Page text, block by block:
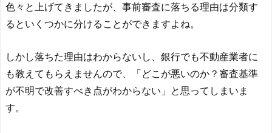
色々と上げてきましたが、事前審査に落ちる理由は分類す
るといくつかに分けることができますよね。
しかし落ちた理由はわからないし、銀行でも不動産業者に
も教えてもらえませんので、「どこが悪いのか？審査基準
が不明で改善すべき点がわからない」と思ってしまいま
す。